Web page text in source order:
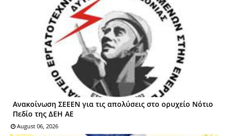
Ανακοίνωση ΣΕΕΕΝ για τις απολύσεις στο ορυχείο Νότιο
Πεδίο της ΔΕΗ ΑΕ
August 06, 2026